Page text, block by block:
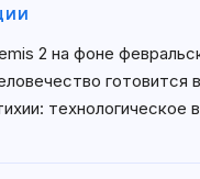
2 на фоне
готовится
технологическое